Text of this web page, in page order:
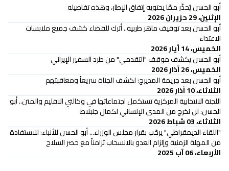
أبو الحسن يُحذّر ممّا يحتويه إتفاق الإطار، وهذه تفاصيله
الإثنين، 29 حزيران 2026
أبو الحسن بعد توقيف ماهر طربيه.. أترك للقضاء كشف جميع ملابسات
الاعتداء
الخميس، 14 أيار 2026
أبو الحسن يكشف موقف "التقدمي" من طرد السفير الإيراني
الخميس، 26 آذار 2026
أبو الحسن بعد جريمة المديرج: لكشف الجناة سريعاً ومعاقبتهم
الثلاثاء، 10 آذار 2026
اللجنة الانتخابية المركزية تستكمل اجتماعاتها في وكالتي الاقليم والمتن.. أبو
الحسن: لن نخرج من المدى الإنساني لكمال جنبلاط
الثلاثاء، 03 شباط 2026
"اللقاء الديمقراطي" يرحّب بقرار مجلس الوزراء... أبو الحسن للأنباء: للاستفادة
من المهلة الزمنية وإلزام العدو بالانسحاب تزامناً مع حصر السلاح
الأربعاء، 06 آب 2025